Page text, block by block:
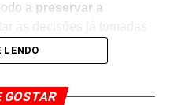
a preservar a
LENDO
GOSTAR